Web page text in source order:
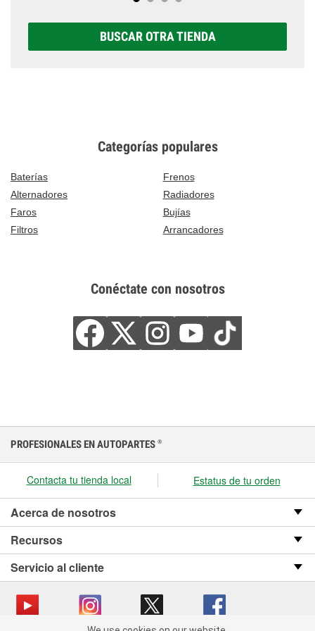
BUSCAR OTRA TIENDA
Categorías populares
Baterías
Frenos
Alternadores
Radiadores
Faros
Bujías
Filtros
Arrancadores
Conéctate con nosotros
PROFESIONALES EN AUTOPARTES ®
Contacta tu tienda local Estatus de tu orden
Acerca de nosotros
Recursos
Servicio al cliente